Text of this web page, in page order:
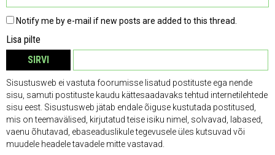
Notify me by e-mail if new posts are added to this thread.
Lisa pilte
SIRVI
Sisustusweb ei vastuta foorumisse lisatud postituste ega nende
sisu, samuti postituste kaudu kättesaadavaks tehtud internetilehtede
sisu eest. Sisustusweb jätab endale õiguse kustutada postitused,
mis on teemavälised, kirjutatud teise isiku nimel, solvavad, labased,
vaenu õhutavad, ebaseaduslikule tegevusele üles kutsuvad või
muudele headele tavadele mitte vastavad.